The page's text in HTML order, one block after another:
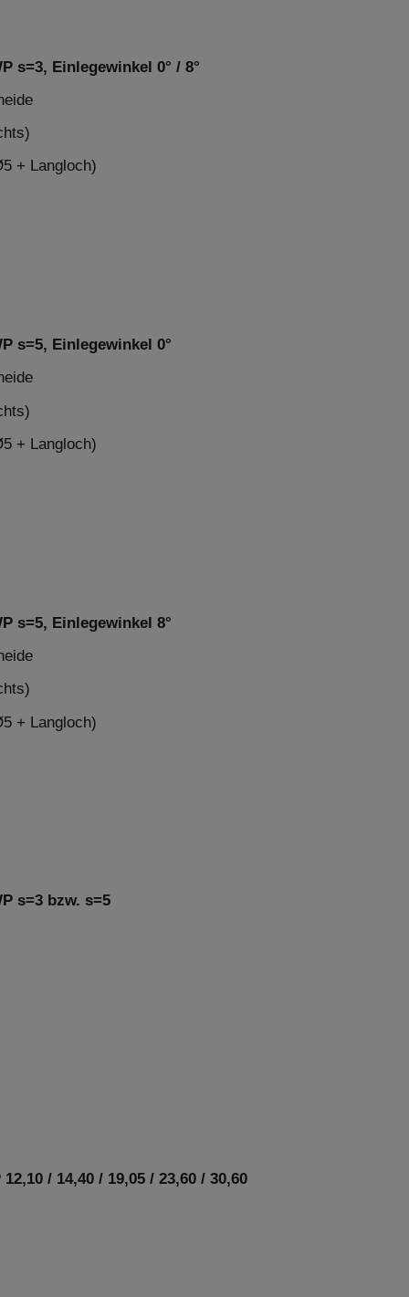
s=3, Einlegewinkel 0° / 8°
+ Langloch)
s=5, Einlegewinkel 0°
+ Langloch)
s=5, Einlegewinkel 8°
+ Langloch)
s=3 bzw. s=5
/ 14,40 / 19,05 / 23,60 / 30,60